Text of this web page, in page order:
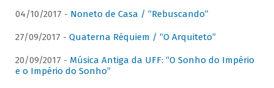
04/10/2017 - Noneto de Casa / “Rebuscando”
27/09/2017 - Quaterna Réquiem / “O Arquiteto”
20/09/2017 - Música Antiga da UFF: “O Sonho do Império
e o Império do Sonho”